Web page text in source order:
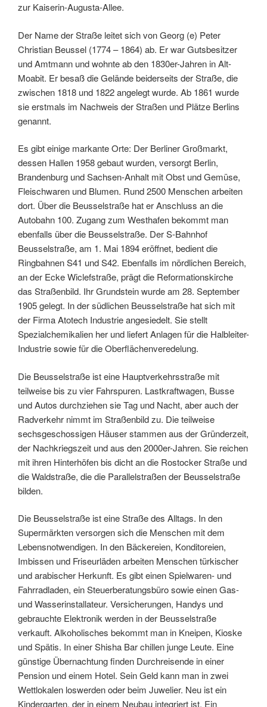
zur Kaiserin-Augusta-Allee.
Der Name der Straße leitet sich von Georg (e) Peter
Christian Beussel (1774 – 1864) ab. Er war Gutsbesitzer
und Amtmann und wohnte ab den 1830er-Jahren in Alt-
Moabit. Er besaß die Gelände beiderseits der Straße, die
zwischen 1818 und 1822 angelegt wurde. Ab 1861 wurde
sie erstmals im Nachweis der Straßen und Plätze Berlins
genannt.
Es gibt einige markante Orte: Der Berliner Großmarkt,
dessen Hallen 1958 gebaut wurden, versorgt Berlin,
Brandenburg und Sachsen-Anhalt mit Obst und Gemüse,
Fleischwaren und Blumen. Rund 2500 Menschen arbeiten
dort. Über die Beusselstraße hat er Anschluss an die
Autobahn 100. Zugang zum Westhafen bekommt man
ebenfalls über die Beusselstraße. Der S-Bahnhof
Beusselstraße, am 1. Mai 1894 eröffnet, bedient die
Ringbahnen S41 und S42. Ebenfalls im nördlichen Bereich,
an der Ecke Wiclefstraße, prägt die Reformationskirche
das Straßenbild. Ihr Grundstein wurde am 28. September
1905 gelegt. In der südlichen Beusselstraße hat sich mit
der Firma Atotech Industrie angesiedelt. Sie stellt
Spezialchemikalien her und liefert Anlagen für die Halbleiter-
Industrie sowie für die Oberflächenveredelung.
Die Beusselstraße ist eine Hauptverkehrsstraße mit
teilweise bis zu vier Fahrspuren. Lastkraftwagen, Busse
und Autos durchziehen sie Tag und Nacht, aber auch der
Radverkehr nimmt im Straßenbild zu. Die teilweise
sechsgeschossigen Häuser stammen aus der Gründerzeit,
der Nachkriegszeit und aus den 2000er-Jahren. Sie reichen
mit ihren Hinterhöfen bis dicht an die Rostocker Straße und
die Waldstraße, die die Parallelstraßen der Beusselstraße
bilden.
Die Beusselstraße ist eine Straße des Alltags. In den
Supermärkten versorgen sich die Menschen mit dem
Lebensnotwendigen. In den Bäckereien, Konditoreien,
Imbissen und Friseurläden arbeiten Menschen türkischer
und arabischer Herkunft. Es gibt einen Spielwaren- und
Fahrradladen, ein Steuerberatungsbüro sowie einen Gas-
und Wasserinstallateur. Versicherungen, Handys und
gebrauchte Elektronik werden in der Beusselstraße
verkauft. Alkoholisches bekommt man in Kneipen, Kioske
und Spätis. In einer Shisha Bar chillen junge Leute. Eine
günstige Übernachtung finden Durchreisende in einer
Pension und einem Hotel. Sein Geld kann man in zwei
Wettlokalen loswerden oder beim Juwelier. Neu ist ein
Kindergarten, der in einem Neubau integriert ist. Ein